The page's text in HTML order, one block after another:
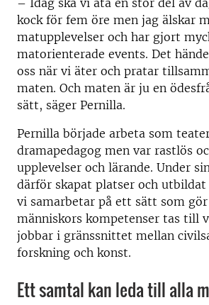
– Idag ska vi äta en stor del av
kock för fem öre men jag älskar
matupplevelser och har gjort
matorienterade events. Det
oss när vi äter och pratar
maten. Och maten är ju en
sätt, säger Pernilla.
Pernilla började arbeta som
dramapedagog men var rastlös
upplevelser och lärande. Under
därför skapat platser och
vi samarbetar på ett sätt som
människors kompetenser tas till
jobbar i gränssnittet mellan
forskning och konst.
Ett samtal kan leda till alla